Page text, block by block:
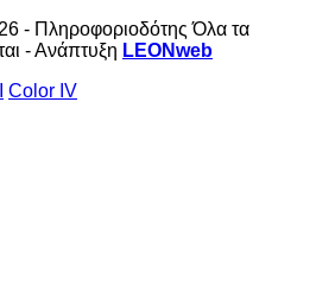
- Πληροφοριοδότης Όλα τα
- Ανάπτυξη LEONweb
Color IV